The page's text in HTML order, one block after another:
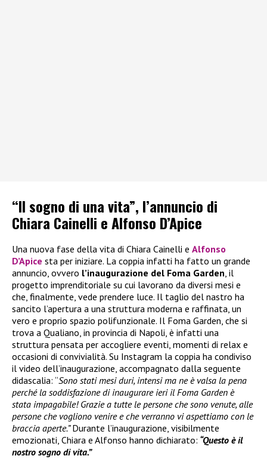
“Il sogno di una vita”, l’annuncio di
Chiara Cainelli e Alfonso D’Apice
Una nuova fase della vita di Chiara Cainelli e Alfonso
D’Apice sta per iniziare. La coppia infatti ha fatto un grande
annuncio, ovvero l’inaugurazione del Foma Garden , il
progetto imprenditoriale su cui lavorano da diversi mesi e
che, finalmente, vede prendere luce. Il taglio del nastro ha
sancito l’apertura a una struttura moderna e raffinata, un
vero e proprio spazio polifunzionale. Il Foma Garden, che si
trova a Qualiano, in provincia di Napoli, è infatti una
struttura pensata per accogliere eventi, momenti di relax e
occasioni di convivialità. Su Instagram la coppia ha condiviso
il video dell’inaugurazione, accompagnato dalla seguente
didascalia: “Sono stati mesi duri, intensi ma ne è valsa la pena
perché la soddisfazione di inaugurare ieri il Foma Garden è
stata impagabile! Grazie a tutte le persone che sono venute, alle
persone che vogliono venire e che verranno vi aspettiamo con le
braccia aperte.”Durante l’inaugurazione, visibilmente
emozionati, Chiara e Alfonso hanno dichiarato: “Questo è il
nostro sogno di vita.”